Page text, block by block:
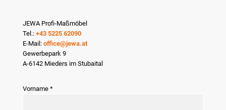
JEWA Profi-Maßmöbel
Tel.: +43 5225 62090
E-Mail: office@jewa.at
Gewerbepark 9
A-6142 Mieders im Stubaital
Vorname *